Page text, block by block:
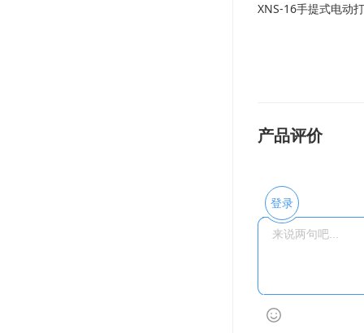
XNS-16手提式电动
产品评价
登录